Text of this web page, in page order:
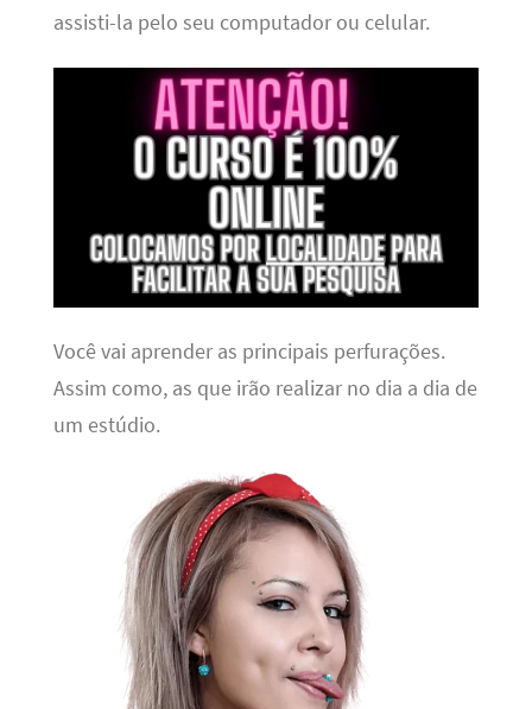
assisti-la pelo seu computador ou celular.
Você vai aprender as principais perfurações.
Assim como, as que irão realizar no dia a dia de
um estúdio.